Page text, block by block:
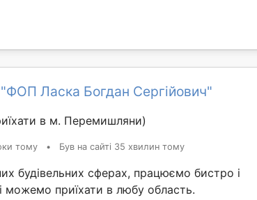
Ласка Богдан Сергійович"
в м. Перемишляни)
тому • Був на сайті 35 хвилин тому
будівельних сферах, працюємо бистро і
можемо приїхати в любу область.